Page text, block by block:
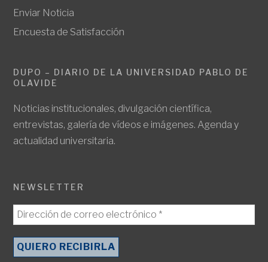
Enviar Noticia
Encuesta de Satisfacción
DUPO – DIARIO DE LA UNIVERSIDAD PABLO DE
OLAVIDE
Noticias institucionales, divulgación científica,
entrevistas, galería de vídeos e imágenes. Agenda y
actualidad universitaria.
NEWSLETTER